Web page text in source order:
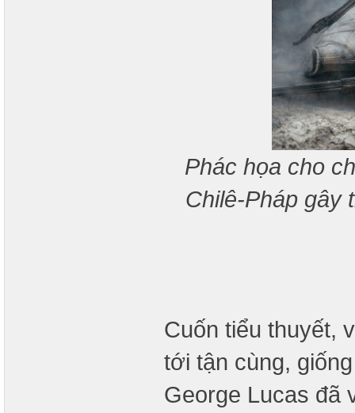
Phác họa cho
Chilê-Pháp gây
Cuốn tiểu thuyết,
tới tận cùng,
George Lucas đã